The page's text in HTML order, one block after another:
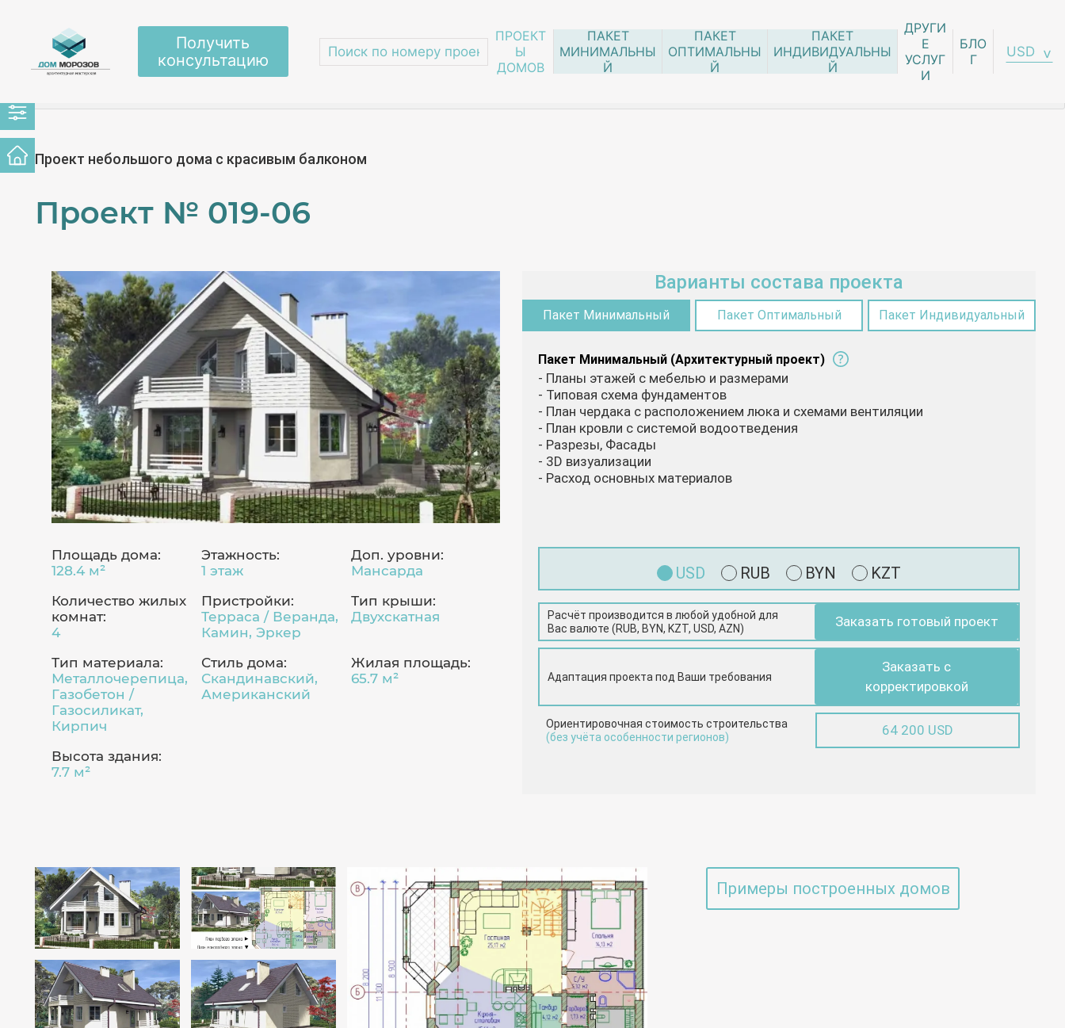
Получить
консультацию
ПРОЕКТ
Ы
ДОМОВ
ПАКЕТ
МИНИМАЛЬНЫ
Й
ПАКЕТ
ОПТИМАЛЬНЫ
Й
ПАКЕТ
ИНДИВИДУАЛЬНЫ
Й
ДРУГИ
Е
УСЛУГ
И
БЛО
Г
USD
Проект небольшого дома с красивым балконом
Проект № 019-06
Площадь дома:
128.4 м²
Этажность:
1 этаж
Доп. уровни:
Мансарда
Количество жилых
комнат:
4
Пристройки:
Терраса / Веранда,
Камин, Эркер
Тип крыши:
Двухскатная
Тип материала:
Металлочерепица,
Газобетон /
Газосиликат,
Кирпич
Стиль дома:
Скандинавский,
Американский
Жилая площадь:
65.7 м²
Высота здания:
7.7 м²
Варианты состава проекта
Пакет Минимальный Пакет Оптимальный Пакет Индивидуальный
Пакет Минимальный (Архитектурный проект)
- Планы этажей с мебелью и размерами
- Типовая схема фундаментов
- План чердака с расположением люка и схемами вентиляции
- План кровли с системой водоотведения
- Разрезы, Фасады
- 3D визуализации
- Расход основных материалов
USD RUB BYN KZT
Расчёт производится в любой удобной для
Вас валюте (RUB, BYN, KZT, USD, AZN)
Заказать готовый проект
Адаптация проекта под Ваши требования
Заказать с
корректировкой
Ориентировочная стоимость строительства
(без учёта особенности регионов)
64 200 USD
Примеры построенных домов